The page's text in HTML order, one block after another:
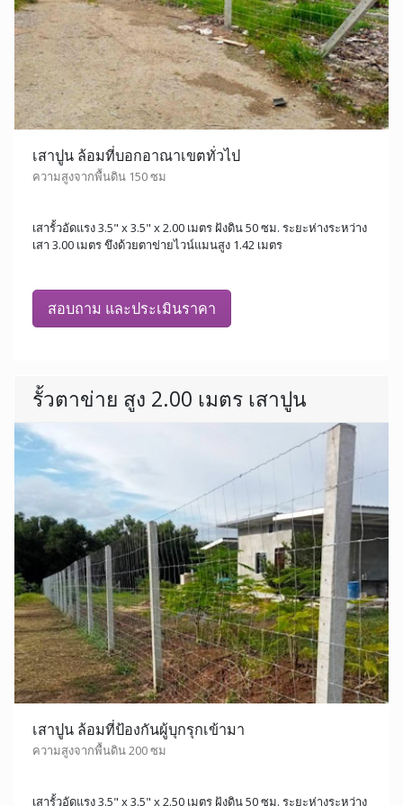
เสาปูน ล้อมที่บอกอาณาเขตทั่วไป
ความสูงจากพื้นดิน 150 ซม
เสารั้วอัดแรง 3.5" x 3.5" x 2.00 เมตร ฝังดิน 50 ซม. ระยะห่างระหว่าง
เสา 3.00 เมตร ขึงด้วยตาข่ายไวน์แมนสูง 1.42 เมตร
สอบถาม และประเมินราคา
รั้วตาข่าย สูง 2.00 เมตร เสาปูน
เสาปูน ล้อมที่ป้องกันผู้บุกรุกเข้ามา
ความสูงจากพื้นดิน 200 ซม
เสารั้วอัดแรง 3.5" x 3.5" x 2.50 เมตร ฝังดิน 50 ซม. ระยะห่างระหว่าง